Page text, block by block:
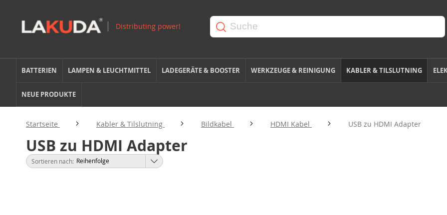
BATTERIEN LAMPEN & LEUCHTMITTEL LADEGERÄTE & BOOSTER WERKZEUGE & REINIGUNG KABLER & TILSLUTNING
NEUE PRODUKTE
Startseite Kabler & Tilslutning Bildkabel HDMI Kabel USB zu HDMI Adapter
USB zu HDMI Adapter
Sortieren nach